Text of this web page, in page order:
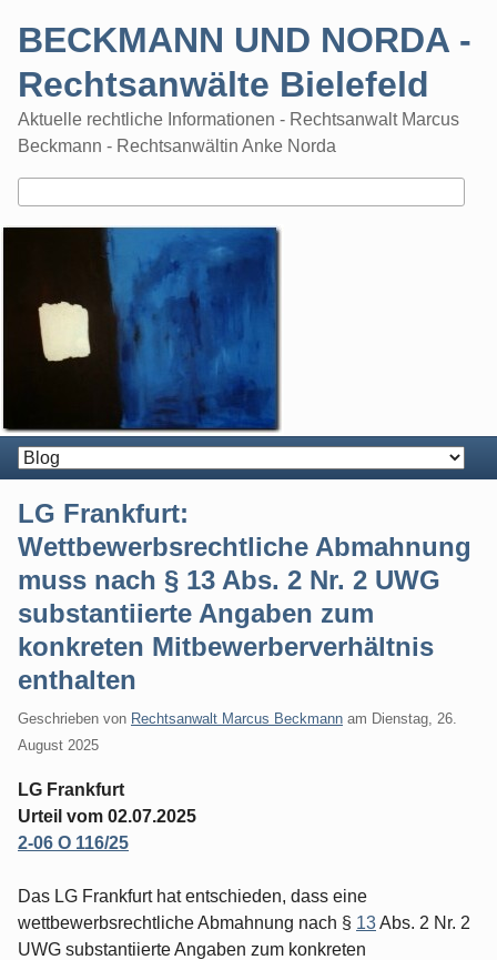
BECKMANN UND NORDA -
Rechtsanwälte Bielefeld
Aktuelle rechtliche Informationen - Rechtsanwalt Marcus
Beckmann - Rechtsanwältin Anke Norda
LG Frankfurt:
Wettbewerbsrechtliche Abmahnung
muss nach § 13 Abs. 2 Nr. 2 UWG
substantiierte Angaben zum
konkreten Mitbewerberverhältnis
enthalten
Geschrieben von Rechtsanwalt Marcus Beckmann am Dienstag, 26.
August 2025
LG Frankfurt
Urteil vom 02.07.2025
2-06 O 116/25
Das LG Frankfurt hat entschieden, dass eine
wettbewerbsrechtliche Abmahnung nach § 13Abs. 2 Nr. 2
UWG substantiierte Angaben zum konkreten